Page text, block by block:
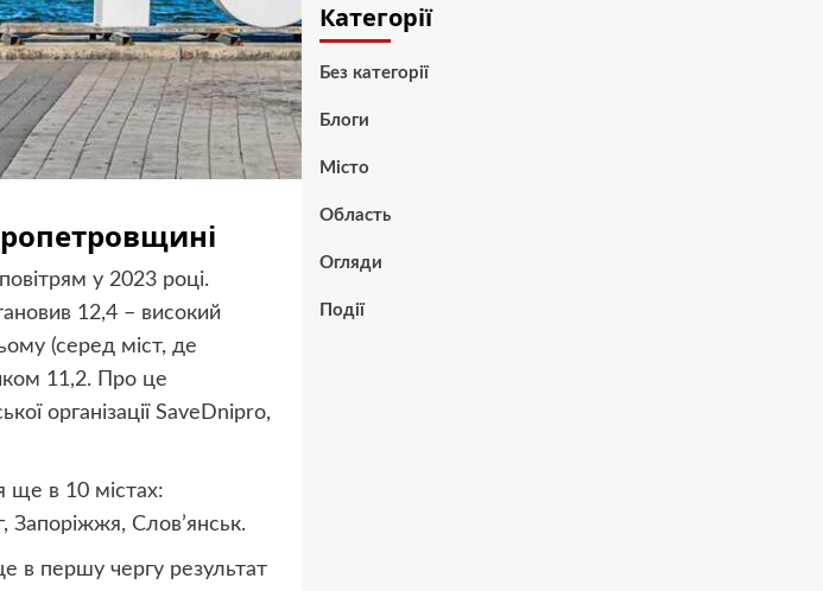
у 2023 році.
12,4 – високий
(серед міст, де
11,2.
Про це
організації SaveDnipro,
ще в 10 містах:
Запоріжжя, Слов’янськ.
в першу чергу результат
Категорії
Без категорії
Блоги
Місто
Область
Огляди
Події